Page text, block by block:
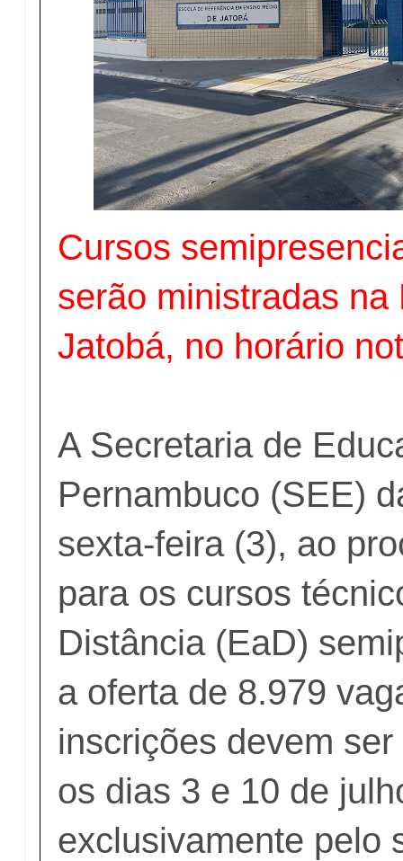
Cursos
serão ministradas na
Jatobá, no horário
A Secretaria de
Pernambuco (SEE)
sexta-feira (3), ao
para os cursos
Distância (EaD)
a oferta de 8.979
inscrições devem
os dias 3 e 10 de
exclusivamente pelo